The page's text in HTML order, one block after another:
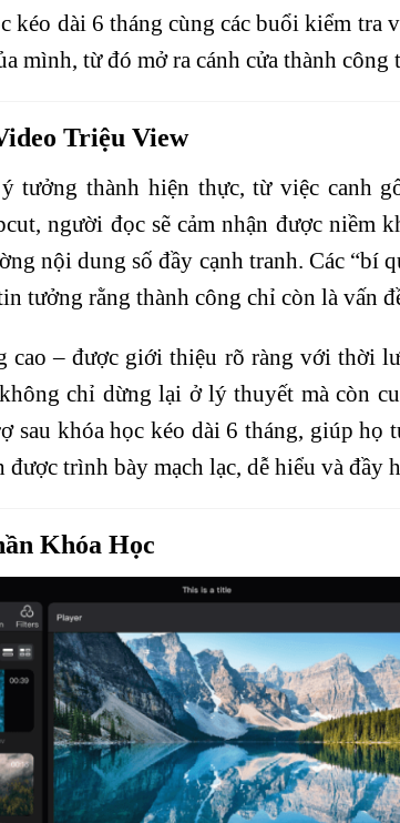
kéo dài 6 tháng cùng các buổi kiểm
mình, từ đó mở ra cánh cửa thành
Triệu View
tưởng thành hiện thực, từ việc canh
người đọc sẽ cảm nhận được niềm
nội dung số đầy cạnh tranh. Các “bí
tưởng rằng thành công chỉ còn là vấn
cao – được giới thiệu rõ ràng với thời
chỉ dừng lại ở lý thuyết mà còn
sau khóa học kéo dài 6 tháng, giúp họ
trình bày mạch lạc, dễ hiểu và đầy
Khóa Học